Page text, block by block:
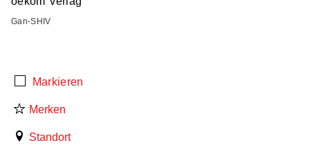
Gan-SHIV
Markieren
Merken
Standort